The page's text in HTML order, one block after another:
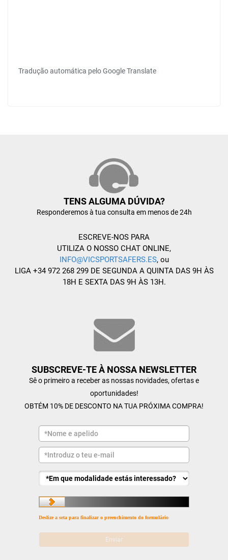
Tradução automática pelo Google Translate
TENS ALGUMA DÚVIDA?
Responderemos à tua consulta em menos de 24h
ESCREVE-NOS PARA
UTILIZA O NOSSO CHAT ONLINE,
INFO@VICSPORTSAFERS.ES, ou
LIGA +34 972 268 299 DE SEGUNDA A QUINTA DAS 9H ÀS
18H E SEXTA DAS 9H ÀS 13H.
SUBSCREVE-TE À NOSSA NEWSLETTER
Sê o primeiro a receber as nossas novidades, ofertas e
oportunidades!
OBTÉM 10% DE DESCONTO NA TUA PRÓXIMA COMPRA!
Deslize a seta para finalizar o preenchimento do formulário